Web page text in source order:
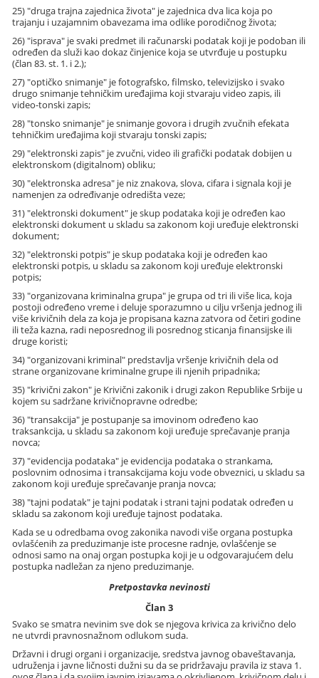
25) "druga trajna zajednica života" je zajednica dva lica koja po
trajanju i uzajamnim obavezama ima odlike porodičnog života;
26) "isprava" je svaki predmet ili računarski podatak koji je podoban ili
određen da služi kao dokaz činjenice koja se utvrđuje u postupku
(član 83. st. 1. i 2.);
27) "optičko snimanje" je fotografsko, filmsko, televizijsko i svako
drugo snimanje tehničkim uređajima koji stvaraju video zapis, ili
video-tonski zapis;
28) "tonsko snimanje" je snimanje govora i drugih zvučnih efekata
tehničkim uređajima koji stvaraju tonski zapis;
29) "elektronski zapis" je zvučni, video ili grafički podatak dobijen u
elektronskom (digitalnom) obliku;
30) "elektronska adresa" je niz znakova, slova, cifara i signala koji je
namenjen za određivanje odredišta veze;
31) "elektronski dokument" je skup podataka koji je određen kao
elektronski dokument u skladu sa zakonom koji uređuje elektronski
dokument;
32) "elektronski potpis" je skup podataka koji je određen kao
elektronski potpis, u skladu sa zakonom koji uređuje elektronski
potpis;
33) "organizovana kriminalna grupa" je grupa od tri ili više lica, koja
postoji određeno vreme i deluje sporazumno u cilju vršenja jednog ili
više krivičnih dela za koja je propisana kazna zatvora od četiri godine
ili teža kazna, radi neposrednog ili posrednog sticanja finansijske ili
druge koristi;
34) "organizovani kriminal" predstavlja vršenje krivičnih dela od
strane organizovane kriminalne grupe ili njenih pripadnika;
35) "krivični zakon" je Krivični zakonik i drugi zakon Republike Srbije u
kojem su sadržane krivičnopravne odredbe;
36) "transakcija" je postupanje sa imovinom određeno kao
traksankcija, u skladu sa zakonom koji uređuje sprečavanje pranja
novca;
37) "evidencija podataka" je evidencija podataka o strankama,
poslovnim odnosima i transakcijama koju vode obveznici, u skladu sa
zakonom koji uređuje sprečavanje pranja novca;
38) "tajni podatak" je tajni podatak i strani tajni podatak određen u
skladu sa zakonom koji uređuje tajnost podataka.
Kada se u odredbama ovog zakonika navodi više organa postupka
ovlašćenih za preduzimanje iste procesne radnje, ovlašćenje se
odnosi samo na onaj organ postupka koji je u odgovarajućem delu
postupka nadležan za njeno preduzimanje.
Pretpostavka nevinosti
Član 3
Svako se smatra nevinim sve dok se njegova krivica za krivično delo
ne utvrdi pravnosnažnom odlukom suda.
Državni i drugi organi i organizacije, sredstva javnog obaveštavanja,
udruženja i javne ličnosti dužni su da se pridržavaju pravila iz stava 1.